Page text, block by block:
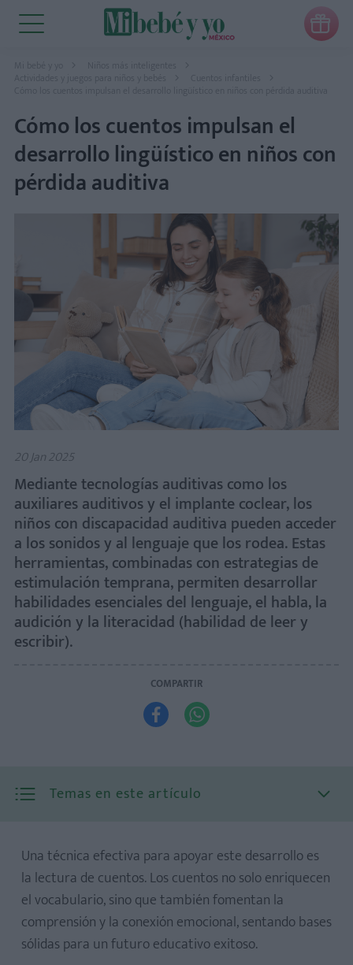

Mi bebé y yo
Niños más inteligentes
Actividades y juegos para niños y bebés
Cuentos infantiles
Cómo los cuentos impulsan el desarrollo lingüístico en niños con pérdida auditiva
Cómo los cuentos impulsan el
desarrollo lingüístico en niños con
pérdida auditiva
20 Jan 2025
Mediante tecnologías auditivas como los
auxiliares auditivos y el implante coclear, los
niños con discapacidad auditiva pueden acceder
a los sonidos y al lenguaje que los rodea. Estas
herramientas, combinadas con estrategias de
estimulación temprana, permiten desarrollar
habilidades esenciales del lenguaje, el habla, la
audición y la literacidad (habilidad de leer y
escribir).
COMPARTIR
 
Temas en este artículo
Nivel 1: Exploración sensorial
Una técnica efectiva para apoyar este desarrollo es
la lectura de cuentos. Los cuentos no solo enriquecen
el vocabulario, sino que también fomentan la
comprensión y la conexión emocional, sentando bases
sólidas para un futuro educativo exitoso.